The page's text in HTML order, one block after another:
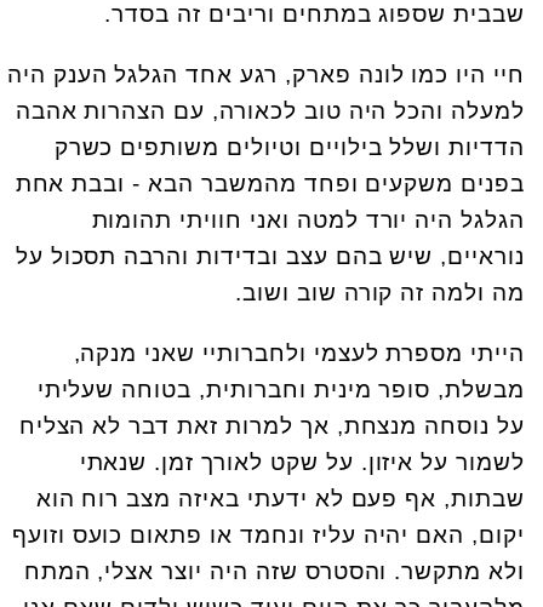
שבבית שספוג במתחים וריבים זה בסדר.
חיי היו כמו לונה פארק, רגע אחד הגלגל הענק היה
למעלה והכל היה טוב לכאורה, עם הצהרות אהבה
הדדיות ושלל בילויים וטיולים משותפים כשרק
בפנים משקעים ופחד מהמשבר הבא - ובבת אחת
הגלגל היה יורד למטה ואני חוויתי תהומות
נוראיים, שיש בהם עצב ובדידות והרבה תסכול על
מה ולמה זה קורה שוב ושוב.
הייתי מספרת לעצמי ולחברותיי שאני מנקה,
מבשלת, סופר מינית וחברותית, בטוחה שעליתי
על נוסחה מנצחת, אך למרות זאת דבר לא הצליח
לשמור על איזון. על שקט לאורך זמן. שנאתי
שבתות, אף פעם לא ידעתי באיזה מצב רוח הוא
יקום, האם יהיה עליז ונחמד או פתאום כועס וזועף
ולא מתקשר. והסטרס שזה היה יוצר אצלי, המתח